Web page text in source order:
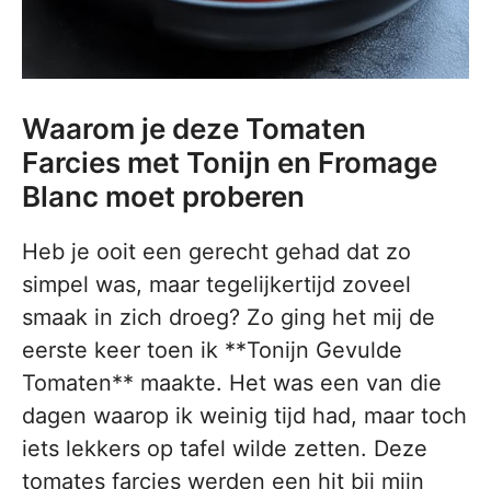
Waarom je deze Tomaten
Farcies met Tonijn en Fromage
Blanc moet proberen
Heb je ooit een gerecht gehad dat zo
simpel was, maar tegelijkertijd zoveel
smaak in zich droeg? Zo ging het mij de
eerste keer toen ik **Tonijn Gevulde
Tomaten** maakte. Het was een van die
dagen waarop ik weinig tijd had, maar toch
iets lekkers op tafel wilde zetten. Deze
tomates farcies werden een hit bij mijn